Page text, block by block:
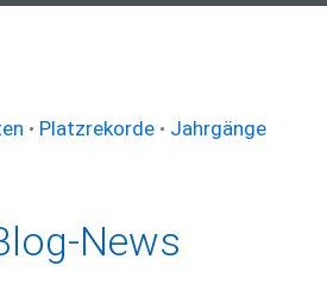
• Platzrekorde • Jahrgänge
News